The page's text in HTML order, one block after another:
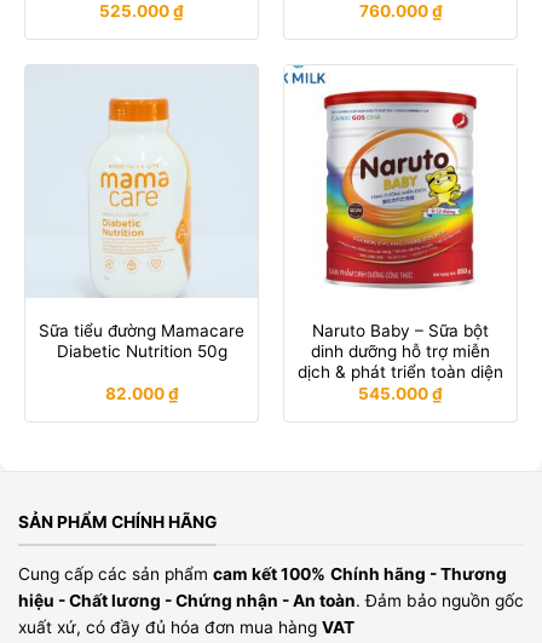
525.000₫ 760.000₫
Sữa tiểu đường Mamacare
Diabetic Nutrition 50g
82.000₫
Naruto Baby – Sữa bột
dinh dưỡng hỗ trợ miễn
dịch & phát triển toàn diện
545.000₫
SẢN PHẨM CHÍNH HÃNG
Cung cấp các sản phẩm cam kết 100% Chính hãng - Thương
hiệu - Chất lương - Chứng nhận - An toàn. Đảm bảo nguồn gốc
xuất xứ, có đầy đủ hóa đơn mua hàng VAT